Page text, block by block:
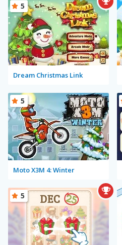
Dream Christmas Link
5
Moto X3M 4: Winter
5
5